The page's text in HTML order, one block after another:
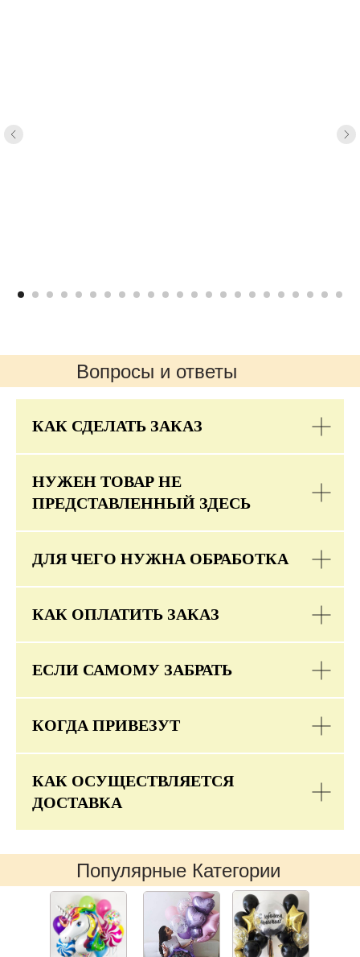
Вопросы и ответы
КАК СДЕЛАТЬ ЗАКАЗ
НУЖЕН ТОВАР НЕ
ПРЕДСТАВЛЕННЫЙ ЗДЕСЬ
ДЛЯ ЧЕГО НУЖНА ОБРАБОТКА
КАК ОПЛАТИТЬ ЗАКАЗ
ЕСЛИ САМОМУ ЗАБРАТЬ
КОГДА ПРИВЕЗУТ
КАК ОСУЩЕСТВЛЯЕТСЯ
ДОСТАВКА
Популярные Категории